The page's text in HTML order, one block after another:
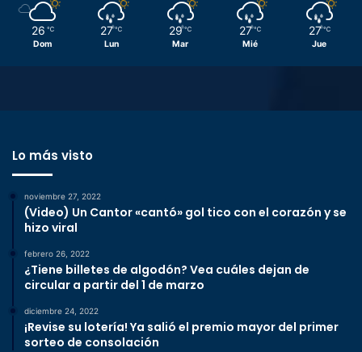
26 ℃
Dom
27 ℃
Lun
29 ℃
Mar
27 ℃
Mié
27 ℃
Jue
Lo más visto
noviembre 27, 2022
(Video) Un Cantor «cantó» gol tico con el corazón y se
hizo viral
febrero 26, 2022
¿Tiene billetes de algodón? Vea cuáles dejan de
circular a partir del 1 de marzo
diciembre 24, 2022
¡Revise su lotería! Ya salió el premio mayor del primer
sorteo de consolación